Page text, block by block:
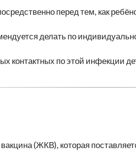
перед тем, как
делать по
контактных по этой инфекции
(ЖКВ), которая